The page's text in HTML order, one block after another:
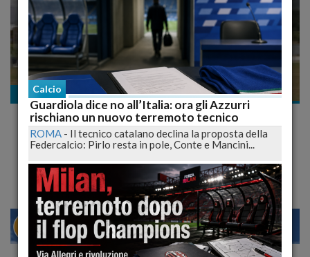
Rugby
Lutto nel rugby aquilano, scompare il
medico Piergiorgio Desiati
Le condoglianze da Abruzzo24ore.tv
MILANO 22 27
Calcio
Guardiola dice no all’Italia: ora gli Azzurri
rischiano un nuovo terremoto tecnico
ROMA - Il tecnico catalano declina la proposta della
Federcalcio: Pirlo resta in pole, Conte e Mancini...